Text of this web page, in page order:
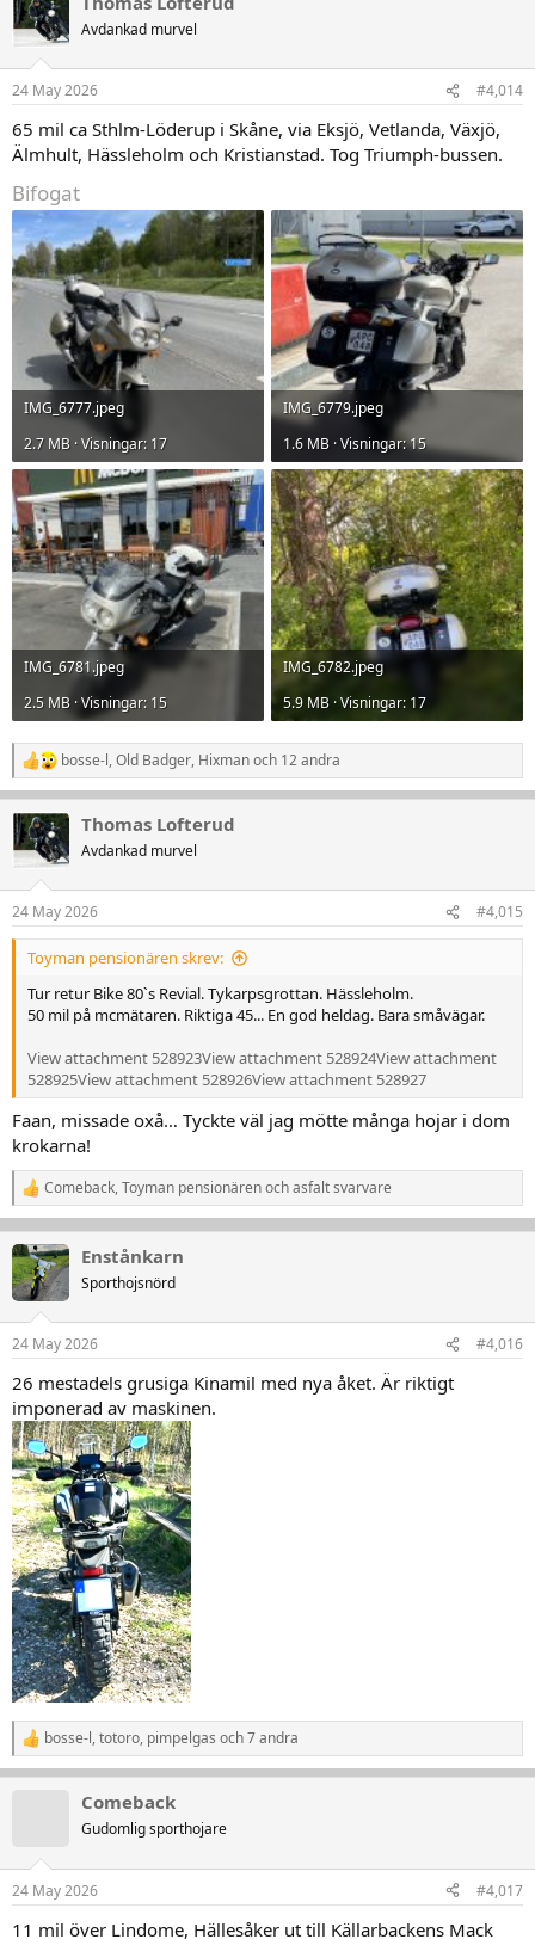
t
i
e
:
Avdankad murvel
24 May 2026 #4,014
65 mil ca Sthlm-Löderup i Skåne, via Eksjö, Vetlanda, Växjö,
Älmhult, Hässleholm och Kristianstad. Tog Triumph-bussen.
Bifogat
IMG_6777.jpeg
2.7 MB · Visningar: 17
IMG_6779.jpeg
1.6 MB · Visningar: 15
IMG_6781.jpeg
2.5 MB · Visningar: 15
IMG_6782.jpeg
5.9 MB · Visningar: 17
R
e
a
k
t
i
e
r
bosse-l,Old Badger, Hixmanoch 12 andra
Thomas Lofterud
Avdankad murvel
24 May 2026 #4,015
Toyman pensionären skrev:
Tur retur Bike 80`s Revial. Tykarpsgrottan. Hässleholm.
50 mil på mcmätaren. Riktiga 45... En god heldag. Bara småvägar.
View attachment 528923View attachment 528924View attachment
528925View attachment 528926View attachment 528927
Faan, missade oxå… Tyckte väl jag mötte många hojar i dom
krokarna!
R
e
a
k
t
i
n
e
:
Comeback,Toyman pensionärenochasfalt svarvare
Enstånkarn
Sporthojsnörd
24 May 2026 #4,016
26 mestadels grusiga Kinamil med nya åket. Är riktigt
imponerad av maskinen.
R
e
e
bosse-l,totoro, pimpelgas och 7 andra
Comeback
Gudomlig sporthojare
24 May 2026 #4,017
11 mil över Lindome, Hällesåker ut till Källarbackens Mack